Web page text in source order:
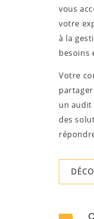
vous
votre
à la
besoins
Votre
un audit
des